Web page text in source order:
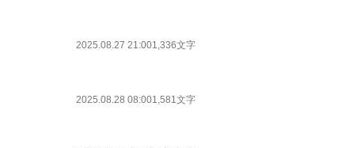
2025.08.27 21:001,336文字
2025.08.28 08:001,581文字